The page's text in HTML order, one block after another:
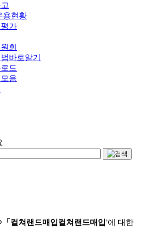
용현황
가
회
바로알기
드
음
컬쳐랜드매입컬쳐랜드매입'에 대한